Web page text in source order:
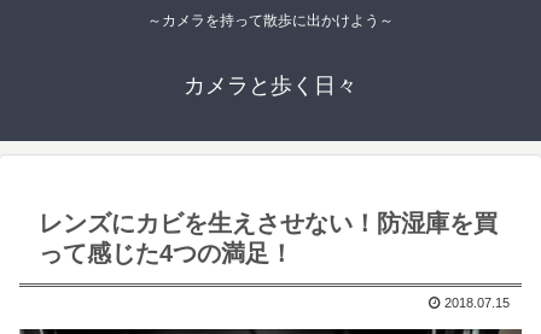
～カメラを持って散歩に出かけよう～
カメラと歩く日々
レンズにカビを生えさせない！防湿庫を買
って感じた4つの満足！
2018.07.15